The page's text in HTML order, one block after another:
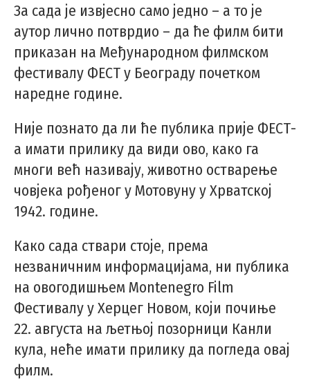
За сада је извјесно само једно – а то је
аутор лично потврдио – да ће филм бити
приказан на Међународном филмском
фестивалу ФЕСТ у Београду почетком
наредне године.
Није познато да ли ће публика прије ФЕСТ-
а имати прилику да види ово, како га
многи већ називају, животно остварење
човјека рођеног у Мотовуну у Хрватској
1942. године.
Како сада ствари стоје, према
незваничним информацијама, ни публика
на овогодишњем Montenegro Film
Фестивалу у Херцег Новом, који почиње
22. августа на љетњој позорници Канли
кула, неће имати прилику да погледа овај
филм.